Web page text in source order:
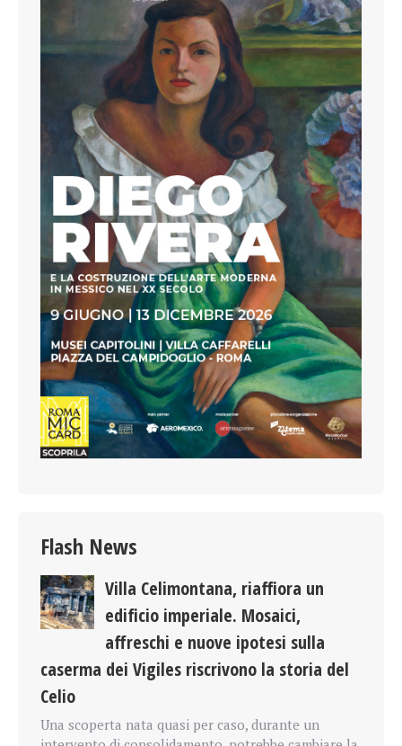
Flash News
Villa Celimontana, riaffiora un
edificio imperiale. Mosaici,
affreschi e nuove ipotesi sulla
caserma dei Vigiles riscrivono la storia del
Celio
Una scoperta nata quasi per caso, durante un